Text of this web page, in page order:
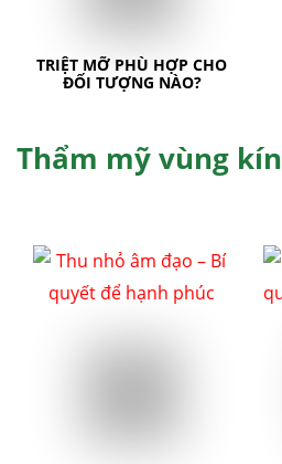
TRIỆT MỠ PHÙ HỢP CHO
ĐỐI TƯỢNG NÀO?
Thẩm mỹ vùng kín